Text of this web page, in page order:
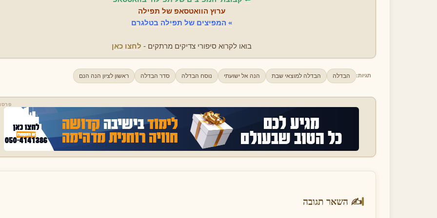
ערוץ הוואטסאפ של תפילה
» המפיצים של תפילה בטלגרם
בואו לקרוא סיפורי צדיקים מרתקים - לחצו כאן
תגיות: הבדלה הבדלה למוצאי שבת הנה אל ישועתי נוסח הבדלה סדר הבדלה ראשון לציון הנה הנם
✍️ השאר תגובה